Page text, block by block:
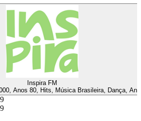
Inspira FM
Anos 80, Hits, Música Brasileira, Dança,